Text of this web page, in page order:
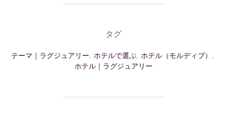
タグ
テーマ｜ラグジュアリー, ホテルで選ぶ, ホテル（モルディブ） ,
ホテル｜ラグジュアリー